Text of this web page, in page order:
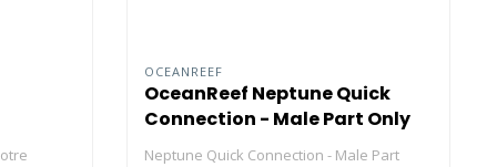
OCEANREEF
OceanReef Neptune Quick
Connection - Male Part Only
Neptune Quick Connection - Male Part